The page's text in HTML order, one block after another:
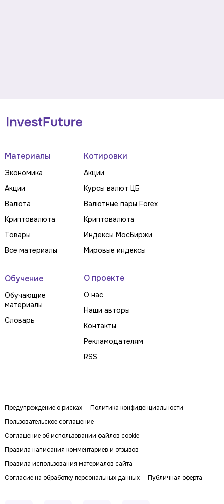
Материалы
Экономика
Акции
Валюта
Криптовалюта
Товары
Все материалы
Котировки
Акции
Курсы валют ЦБ
Валютные пары Forex
Криптовалюта
Индексы МосБиржи
Мировые индексы
Обучение
Обучающие
материалы
Словарь
О проекте
О нас
Наши авторы
Контакты
Рекламодателям
RSS
Предупреждение о рисках
Политика конфиденциальности
Пользовательское соглашение
Соглашение об использовании файлов cookie
Правила написания комментариев и отзывов
Правила использования материалов сайта
Согласие на обработку персональных данных
Публичная оферта